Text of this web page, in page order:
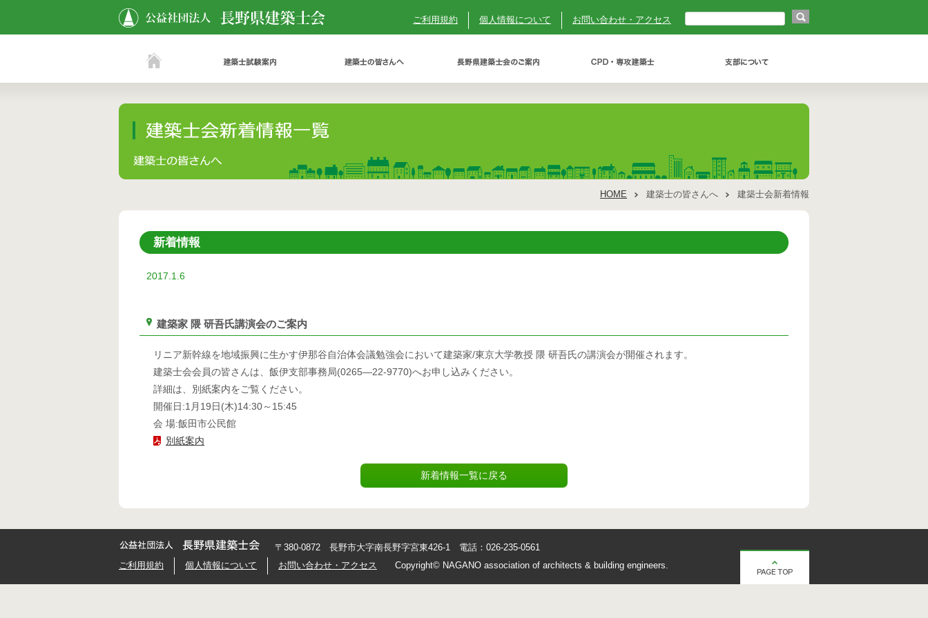
ご利用規約 個人情報について お問い合わせ・アクセス
建築士会新着情報
建築士の皆さんへ
HOME
新着情報
2017.1.6
建築家 隈 研吾氏講演会のご案内
リニア新幹線を地域振興に生かす伊那谷自治体会議勉強会において建築家/東京大学教授 隈 研吾氏の講演会が開催されます。
建築士会会員の皆さんは、飯伊支部事務局(0265―22-9770)へお申し込みください。
詳細は、別紙案内をご覧ください。
開催日:1月19日(木)14:30～15:45
会 場:飯田市公民館
別紙案内
新着情報一覧に戻る
〒380-0872 長野市大字南長野字宮東426-1 電話：026-235-0561
ご利用規約
個人情報について お問い合わせ・アクセス Copyright© NAGANO association of architects & building engineers.